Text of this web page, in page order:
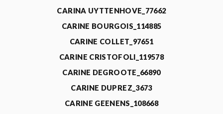
CARINA UYTTENHOVE_77662
CARINE BOURGOIS_114885
CARINE COLLET_97651
CARINE CRISTOFOLI_119578
CARINE DEGROOTE_66890
CARINE DUPREZ_3673
CARINE GEENENS_108668